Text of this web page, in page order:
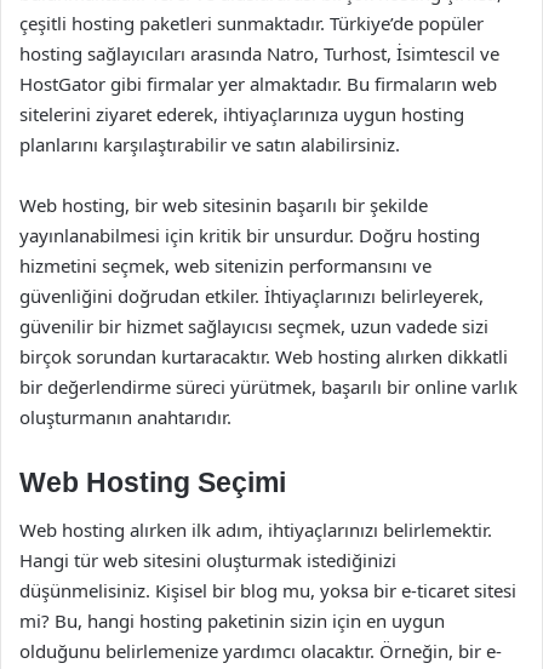
çeşitli hosting paketleri sunmaktadır. Türkiye’de popüler
hosting sağlayıcıları arasında Natro, Turhost, İsimtescil ve
HostGator gibi firmalar yer almaktadır. Bu firmaların web
sitelerini ziyaret ederek, ihtiyaçlarınıza uygun hosting
planlarını karşılaştırabilir ve satın alabilirsiniz.
Web hosting, bir web sitesinin başarılı bir şekilde
yayınlanabilmesi için kritik bir unsurdur. Doğru hosting
hizmetini seçmek, web sitenizin performansını ve
güvenliğini doğrudan etkiler. İhtiyaçlarınızı belirleyerek,
güvenilir bir hizmet sağlayıcısı seçmek, uzun vadede sizi
birçok sorundan kurtaracaktır. Web hosting alırken dikkatli
bir değerlendirme süreci yürütmek, başarılı bir online varlık
oluşturmanın anahtarıdır.
Web Hosting Seçimi
Web hosting alırken ilk adım, ihtiyaçlarınızı belirlemektir.
Hangi tür web sitesini oluşturmak istediğinizi
düşünmelisiniz. Kişisel bir blog mu, yoksa bir e-ticaret sitesi
mi? Bu, hangi hosting paketinin sizin için en uygun
olduğunu belirlemenize yardımcı olacaktır. Örneğin, bir e-